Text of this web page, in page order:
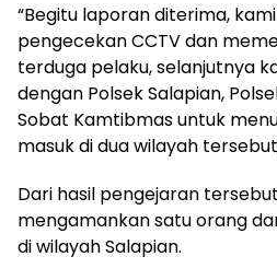
“Begitu laporan diterima,
pengecekan CCTV dan
terduga pelaku, selanjutnya
dengan Polsek Salapian,
Sobat Kamtibmas untuk
masuk di dua wilayah
Dari hasil pengejaran
mengamankan satu orang
di wilayah Salapian.